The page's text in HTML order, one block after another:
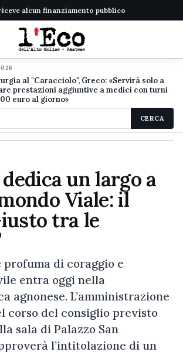
alcun finanziamento pubblico
al "Caracciolo", Greco: «Servirà solo a
prestazioni aggiuntive a medici con turni
euro al giorno»
CERCA
un largo a
Viale: il
tra le
profuma di coraggio e
entra oggi nella
agnonese. L’amministrazione
corso del consiglio previsto
sala di Palazzo San
l’intitolazione di un